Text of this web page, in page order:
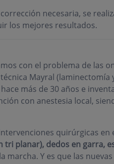
necesaria, se
los mejores resultados.
con el problema de las
Mayral
más de 30 años e
con anestesia local,
quirúrgicas en
tri planar), dedos en garra,
marcha. Y es que las